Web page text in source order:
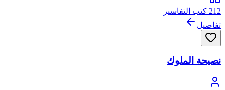
212 كتب التفاسير
تفاصيل
نصيحة الملوك